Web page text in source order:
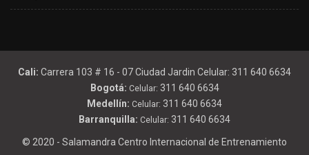
Cali: Carrera 103 # 16 - 07 Ciudad Jardin Celular: 311 640 6634
Bogotá: Celular: 311 640 6634
Medellín: Celular: 311 640 6634
Barranquilla: Celular: 311 640 6634
© 2020 - Salamandra Centro Internacional de Entrenamiento